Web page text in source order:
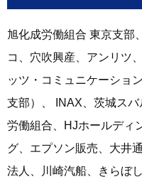
旭化成労働組合 東京支部
コ、穴吹興産、アンリツ
ッツ・コミュニケーショ
支部）、 INAX、茨城ス
労働組合、HJホールディ
グ、エプソン販売、大井
法人、川崎汽船、きらぼ